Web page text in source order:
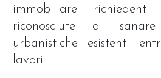
immobiliare
riconosciute di
urbanistiche esistenti
lavori.